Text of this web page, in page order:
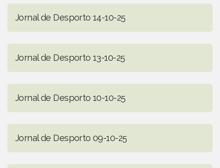
Jornal de Desporto 14-10-25
Jornal de Desporto 13-10-25
Jornal de Desporto 10-10-25
Jornal de Desporto 09-10-25